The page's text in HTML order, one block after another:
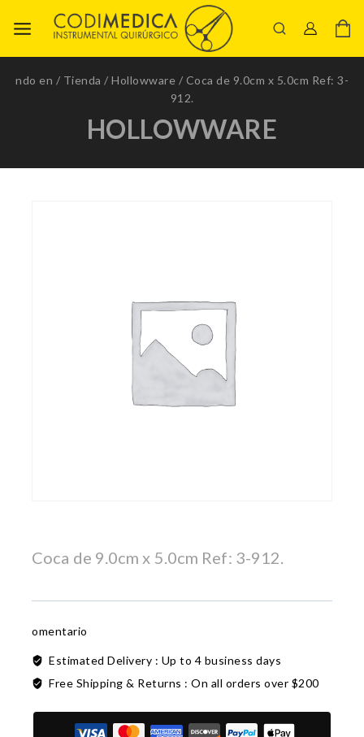
ndo en / Tienda / Hollowware / Coca de 9.0cm x 5.0cm Ref: 3-
912.
HOLLOWWARE
Coca de 9.0cm x 5.0cm Ref: 3-912.
omentario
Estimated Delivery : Up to 4 business days
Free Shipping & Returns : On all orders over $200